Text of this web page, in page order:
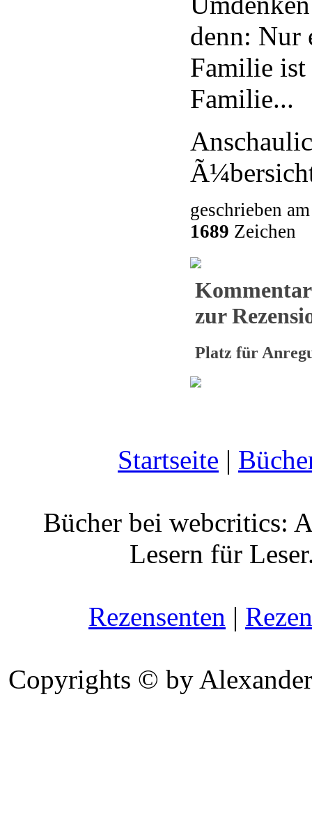
denn:
Familie ist
Familie...
geschrieben
1689 Zeichen
zur
Platz für
Startseite |
Bücher bei webcritics:
Lesern für
Rezensenten |
Copyrights © by